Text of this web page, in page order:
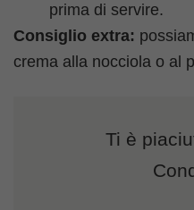
prima di servire.
Consiglio extra:
crema alla nocciola o al
Ti è